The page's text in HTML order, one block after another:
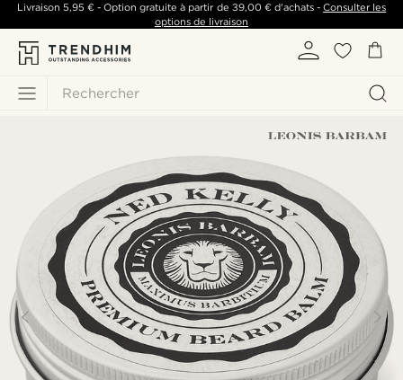
Rechercher
Livraison 5,95 €- Option gratuite à partir de 39,00 €d'achats -Consulter les
options de livraison